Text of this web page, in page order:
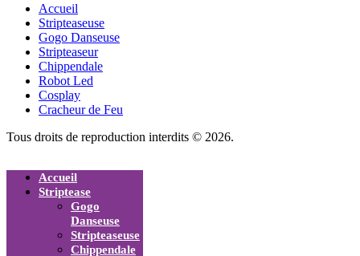
Accueil
Stripteaseuse
Gogo Danseuse
Stripteaseur
Chippendale
Robot Led
Cosplay
Cracheur de Feu
Tous droits de reproduction interdits © 2026.
Accueil
Striptease
Gogo
Danseuse
Stripteaseuse
Chippendale